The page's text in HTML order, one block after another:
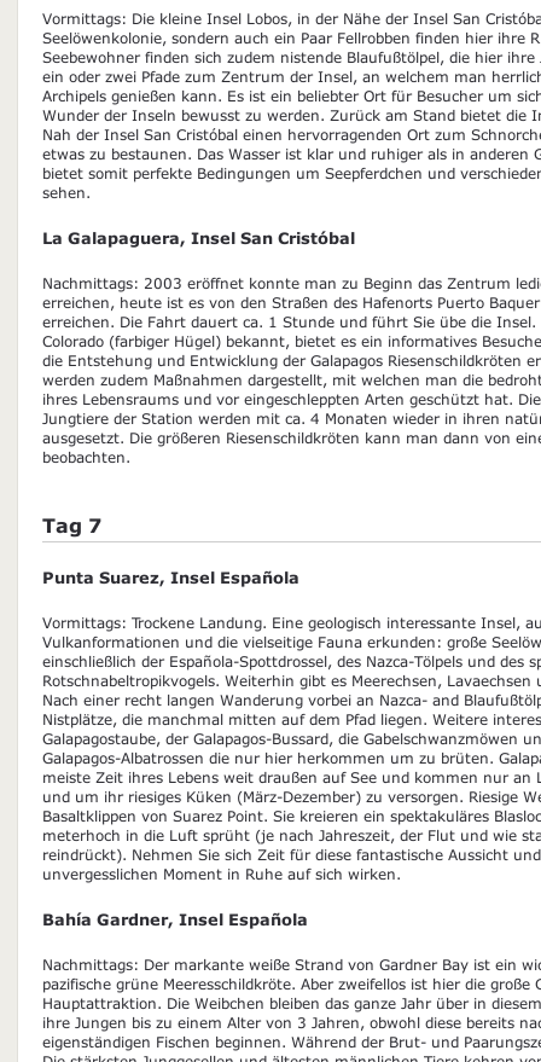
Vormittags: Die kleine Insel Lobos, in der Nähe der Insel San
Seelöwenkolonie, sondern auch ein Paar Fellrobben finden hier ihre
Seebewohner finden sich zudem nistende Blaufußtölpel, die hier
ein oder zwei Pfade zum Zentrum der Insel, an welchem man
Archipels genießen kann. Es ist ein beliebter Ort für Besucher um
Wunder der Inseln bewusst zu werden. Zurück am Stand bietet die
Nah der Insel San Cristóbal einen hervorragenden Ort zum
etwas zu bestaunen. Das Wasser ist klar und ruhiger als in anderen
bietet somit perfekte Bedingungen um Seepferdchen und
sehen.
La Galapaguera, Insel San Cristóbal
Nachmittags: 2003 eröffnet konnte man zu Beginn das Zentrum
erreichen, heute ist es von den Straßen des Hafenorts Puerto
erreichen. Die Fahrt dauert ca. 1 Stunde und führt Sie übe die
Colorado (farbiger Hügel) bekannt, bietet es ein informatives
die Entstehung und Entwicklung der Galapagos Riesenschildkröten
werden zudem Maßnahmen dargestellt, mit welchen man die
ihres Lebensraums und vor eingeschleppten Arten geschützt hat.
Jungtiere der Station werden mit ca. 4 Monaten wieder in ihren
ausgesetzt. Die größeren Riesenschildkröten kann man dann von
beobachten.
Tag 7
Punta Suarez, Insel Española
Vormittags: Trockene Landung. Eine geologisch interessante Insel,
Vulkanformationen und die vielseitige Fauna erkunden: große
einschließlich der Española-Spottdrossel, des Nazca-Tölpels und des
Rotschnabeltropikvogels. Weiterhin gibt es Meerechsen,
Nach einer recht langen Wanderung vorbei an Nazca- and
Nistplätze, die manchmal mitten auf dem Pfad liegen. Weitere
Galapagostaube, der Galapagos-Bussard, die Gabelschwanzmöwen
Galapagos-Albatrossen die nur hier herkommen um zu brüten.
meiste Zeit ihres Lebens weit draußen auf See und kommen nur an
und um ihr riesiges Küken (März-Dezember) zu versorgen. Riesige
Basaltklippen von Suarez Point. Sie kreieren ein spektakuläres
meterhoch in die Luft sprüht (je nach Jahreszeit, der Flut und wie
reindrückt). Nehmen Sie sich Zeit für diese fantastische Aussicht
unvergesslichen Moment in Ruhe auf sich wirken.
Bahía Gardner, Insel Española
Nachmittags: Der markante weiße Strand von Gardner Bay ist ein
pazifische grüne Meeresschildkröte. Aber zweifellos ist hier die große
Hauptattraktion. Die Weibchen bleiben das ganze Jahr über in
ihre Jungen bis zu einem Alter von 3 Jahren, obwohl diese bereits
eigenständigen Fischen beginnen. Während der Brut- und